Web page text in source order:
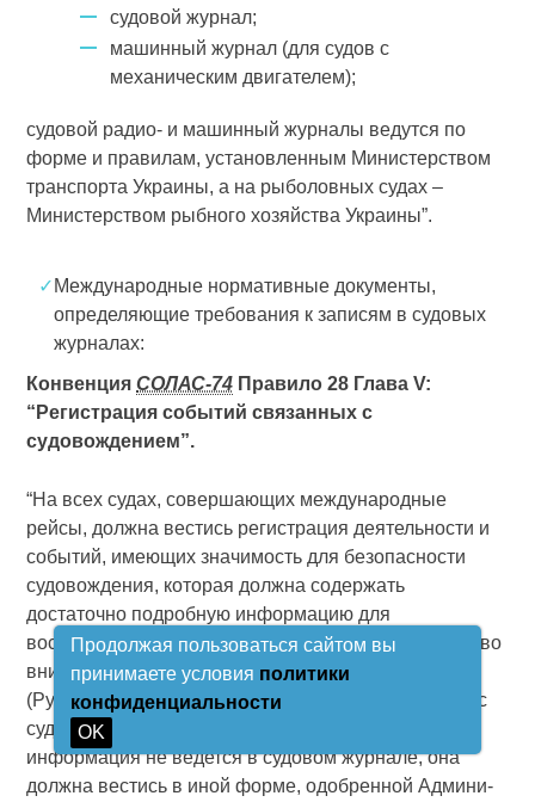
судовой журнал;
машинный журнал (для судов с
механическим двигателем);
судовой радио- и машинный журналы ведутся по
форме и правилам, установленным Министерством
транспорта Украины, а на рыболовных судах –
Министерством рыбного хозяйства Украины”.
✓ Международные нормативные документы,
определяющие требования к записям в судовых
журналах:
КонвенцияСОЛАС-74 Правило 28 Глава V:
“Регистрация событий связанных с
судовождением”.
“На всех судах, совершающих международные
рейсы, должна вестись регистрация деятельности и
событий, имеющих значимость для безопасности
судовождения, которая должна содержать
достаточно подробную информацию для
восстановления полной картины рейса, принимая во
внимание принятые Организацией рекомендации
(Руководство по регистрации событий, связанных с
судовождением. Рез.
информация не ведется в судовом журнале, она
должна вестись в иной форме, одобренной Админи­
Продолжая пользоваться сайтом вы
принимаете условия политики
конфиденциальности
OK